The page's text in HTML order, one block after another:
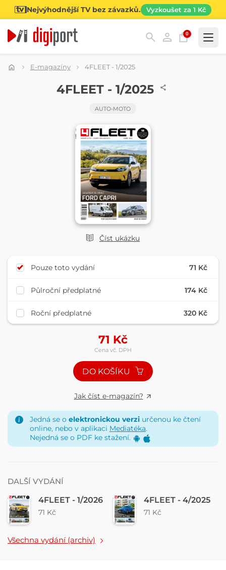
Nejvýhodnější TV bez závazků. Vyzkoušet za 1 Kč
0
Kategorie
E-magazíny 4FLEET - 1/2025
Číst ukázku
4FLEET - 1/2025
AUTO-MOTO
Pouze toto vydání 71 Kč
Půlroční předplatné 174 Kč
Roční předplatné 320 Kč
71 Kč
Cena vč. DPH
DO KOŠÍKU
Jak číst e-magazín?
Jedná se o elektronickou verzi určenou ke čtení
online, nebo v aplikaci Mediatéka.
Nejedná se o PDF ke stažení.
DALŠÍ VYDÁNÍ
4FLEET - 1/2026
71 Kč
4FLEET - 4/2025
71 Kč
Všechna vydání (archiv)